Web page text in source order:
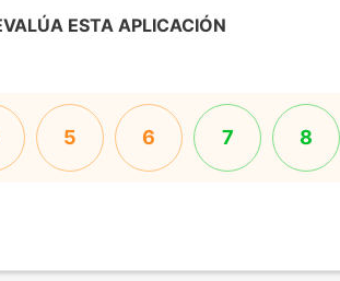
ESTA APLICACIÓN
5 6 7 8